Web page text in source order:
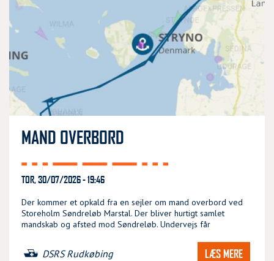
MAND OVERBORD
TOR, 30/07/2026 - 19:46
Der kommer et opkald fra en sejler om mand overbord ved
Storeholm Søndreløb Marstal. Der bliver hurtigt samlet
mandskab og afsted mod Søndreløb. Undervejs får
DSRS Rudkøbing LÆS MERE